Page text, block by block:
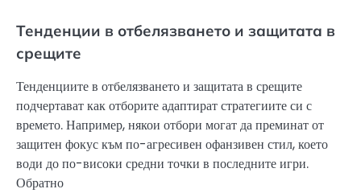
Тенденции в отбелязването и защитата в
срещите
Тенденциите в отбелязването и защитата в срещите
подчертават как отборите адаптират стратегиите си с
времето. Например, някои отбори могат да преминат от
защитен фокус към по-агресивен офанзивен стил, което
води до по-високи средни точки в последните игри.
Обратно